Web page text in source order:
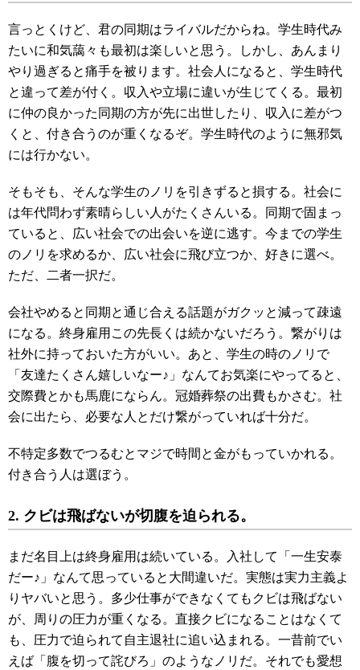
言っとくけど、君の同期はライバルだからね。学生時代み
たいに和気藹々も最初は楽しいと思う。しかし、あんまり
やり過ぎると痛手を被ります。社会人になると、学生時代
と違って差が付く。収入や立場に違いが生じてくる。最初
に仲の良かった同期の方が先に出世したり、収入に差がつ
くと、付き合うのが重くなるぞ。学生時代のように無邪気
には行かない。
そもそも、そんな学生のノリを引きずると損する。社会に
は年代問わず素晴らしい人がたくさんいる。同期で固まっ
ていると、広い社会での出会いを逆に逃す。今までの学生
のノリを求めるか、広い社会に飛び立つか、好きに選べ。
ただ、二者一択だ。
会社やめると同期と通じ合える話題がガクッと減って疎遠
になる。終身雇用この先長くは続かないだろう。繋がりは
社外に持っておいた方がいい。あと、学生の時のノリで
「友達たくさん嬉しいなー♪」なんてお気楽にやってると、
交際費とかも馬鹿にならん。冠婚葬祭の出費もかさむ。社
会に出たら、必要な人とだけ繋がっていれば十分だ。
不特定多数でつるむとマジで時間と金がもっていかれる。
付き合う人は選ぼう。
2. クビは飛ばないが切腹を迫られる。
まだ名目上は終身雇用は続いている。入社して「一生安泰
だー♪」なんて思っていると大間違いだ。実態は実力主義よ
りヤバいと思う。多少仕事ができなくてもクビは飛ばない
が、周りの圧力が重くなる。直接クビになることはなくて
も、圧力で迫られて自主退社に追い込まれる。一昔前でい
えば「腹を切って詫びろ」のようなノリだ。それでも愛想